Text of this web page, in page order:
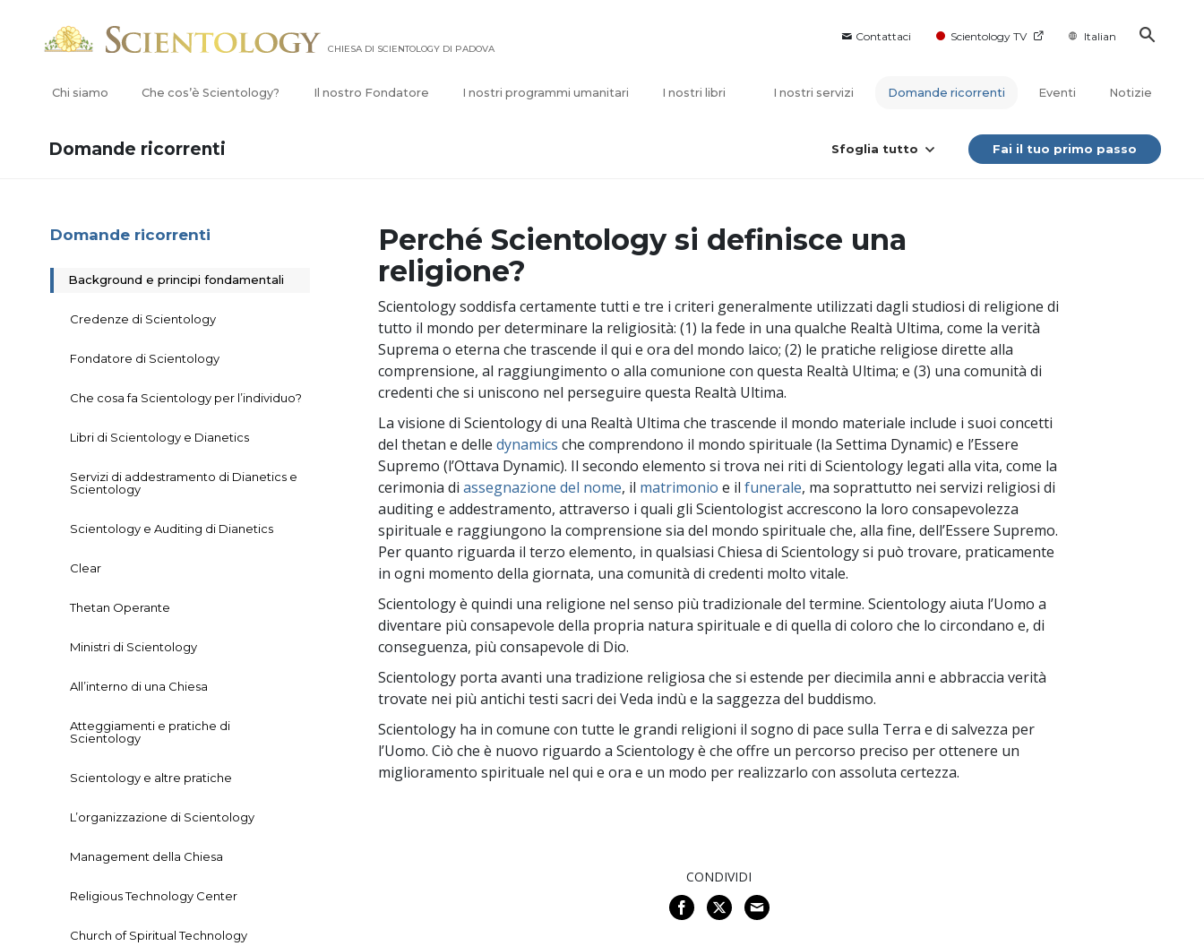
Contattaci Scientology TV Italian
CHIESA DI SCIENTOLOGY DI PADOVA
Chi siamo Che cos’è Scientology? Il nostro Fondatore I nostri programmi umanitari I nostri libri I nostri servizi Domande ricorrenti Eventi Notizie
Domande ricorrenti Sfoglia tutto Fai il tuo primo passo
Perché Scientology si definisce una
religione?
Scientology soddisfa certamente tutti e tre i criteri generalmente utilizzati dagli studiosi di religione di
tutto il mondo per determinare la religiosità: (1) la fede in una qualche Realtà Ultima, come la verità
Suprema o eterna che trascende il qui e ora del mondo laico; (2) le pratiche religiose dirette alla
comprensione, al raggiungimento o alla comunione con questa Realtà Ultima; e (3) una comunità di
credenti che si uniscono nel perseguire questa Realtà Ultima.
La visione di Scientology di una Realtà Ultima che trascende il mondo materiale include i suoi concetti
del thetan e delledynamics che comprendono il mondo spirituale (la Settima Dynamic) e l’Essere
Supremo (l’Ottava Dynamic). Il secondo elemento si trova nei riti di Scientology legati alla vita, come la
cerimonia diassegnazione del nome, il matrimonio e ilfunerale, ma soprattutto nei servizi religiosi di
auditing e addestramento, attraverso i quali gli Scientologist accrescono la loro consapevolezza
spirituale e raggiungono la comprensione sia del mondo spirituale che, alla fine, dell’Essere Supremo.
Per quanto riguarda il terzo elemento, in qualsiasi Chiesa di Scientology si può trovare, praticamente
in ogni momento della giornata, una comunità di credenti molto vitale.
Scientology è quindi una religione nel senso più tradizionale del termine. Scientology aiuta l’Uomo a
diventare più consapevole della propria natura spirituale e di quella di coloro che lo circondano e, di
conseguenza, più consapevole di Dio.
Scientology porta avanti una tradizione religiosa che si estende per diecimila anni e abbraccia verità
trovate nei più antichi testi sacri dei Veda indù e la saggezza del buddismo.
Scientology ha in comune con tutte le grandi religioni il sogno di pace sulla Terra e di salvezza per
l’Uomo. Ciò che è nuovo riguardo a Scientology è che offre un percorso preciso per ottenere un
miglioramento spirituale nel qui e ora e un modo per realizzarlo con assoluta certezza.
CONDIVIDI
Domande ricorrenti
Background e principi fondamentali
Credenze di Scientology
Fondatore di Scientology
Che cosa fa Scientology per l’individuo?
Libri di Scientology e Dianetics
Servizi di addestramento di Dianetics e
Scientology
Scientology e Auditing di Dianetics
Clear
Thetan Operante
Ministri di Scientology
All’interno di una Chiesa
Atteggiamenti e pratiche di
Scientology
Scientology e altre pratiche
L’organizzazione di Scientology
Management della Chiesa
Religious Technology Center
Church of Spiritual Technology